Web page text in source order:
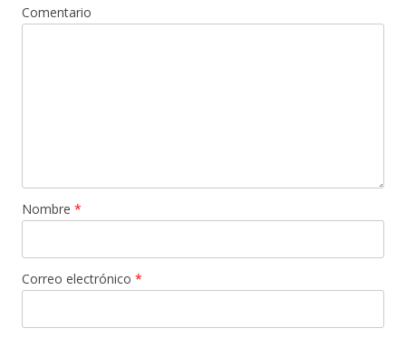
Comentario
Nombre *
Correo electrónico *